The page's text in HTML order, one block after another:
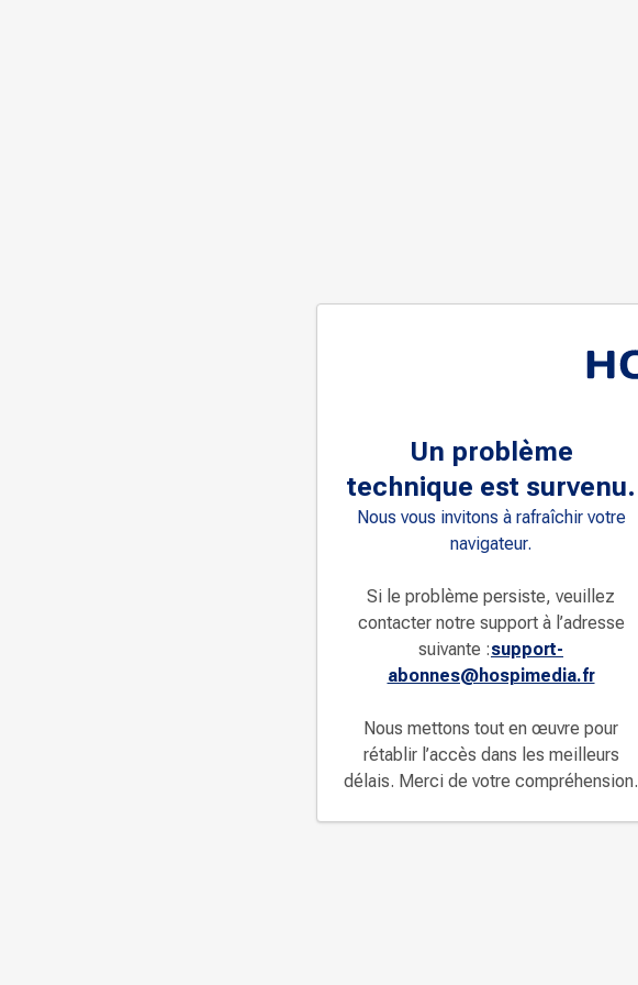
Un problème
technique est survenu.
Nous vous invitons à rafraîchir votre
navigateur.
Si le problème persiste, veuillez
contacter notre support à l’adresse
suivante :support-
abonnes@hospimedia.fr
Nous mettons tout en œuvre pour
rétablir l’accès dans les meilleurs
délais. Merci de votre compréhension.